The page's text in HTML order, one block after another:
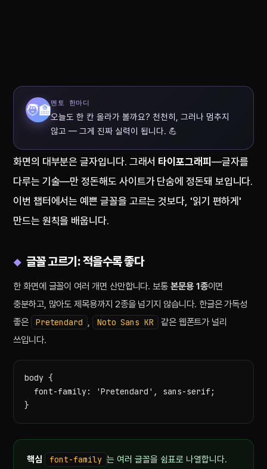
🧑‍🏫멘토 한마디
오늘도 한 칸 올라가 볼까요? 천천히, 그러나 멈추지
않고 — 그게 진짜 실력이 됩니다. 💪
화면의 대부분은 글자입니다. 그래서 타이포그래피 —글자를
다루는 기술—만 정돈해도 사이트가 단숨에 정돈돼 보입니다.
이번 챕터에서는 예쁜 글꼴을 고르는 것보다, '읽기 편하게'
만드는 원칙을 배웁니다.
글꼴 고르기: 적을수록 좋다
한 화면에 글꼴이 여러 개면 산만합니다. 보통 본문용 1종이면
충분하고, 많아도 제목용까지 2종을 넘기지 않습니다. 한글은 가독성
좋은
Pretendard , Noto Sans KR
같은 웹폰트가 널리
쓰입니다.
body {
  font-family: 'Pretendard', sans-serif;
}
핵심 font-family 는 여러 글꼴을 쉼표로 나열합니다.